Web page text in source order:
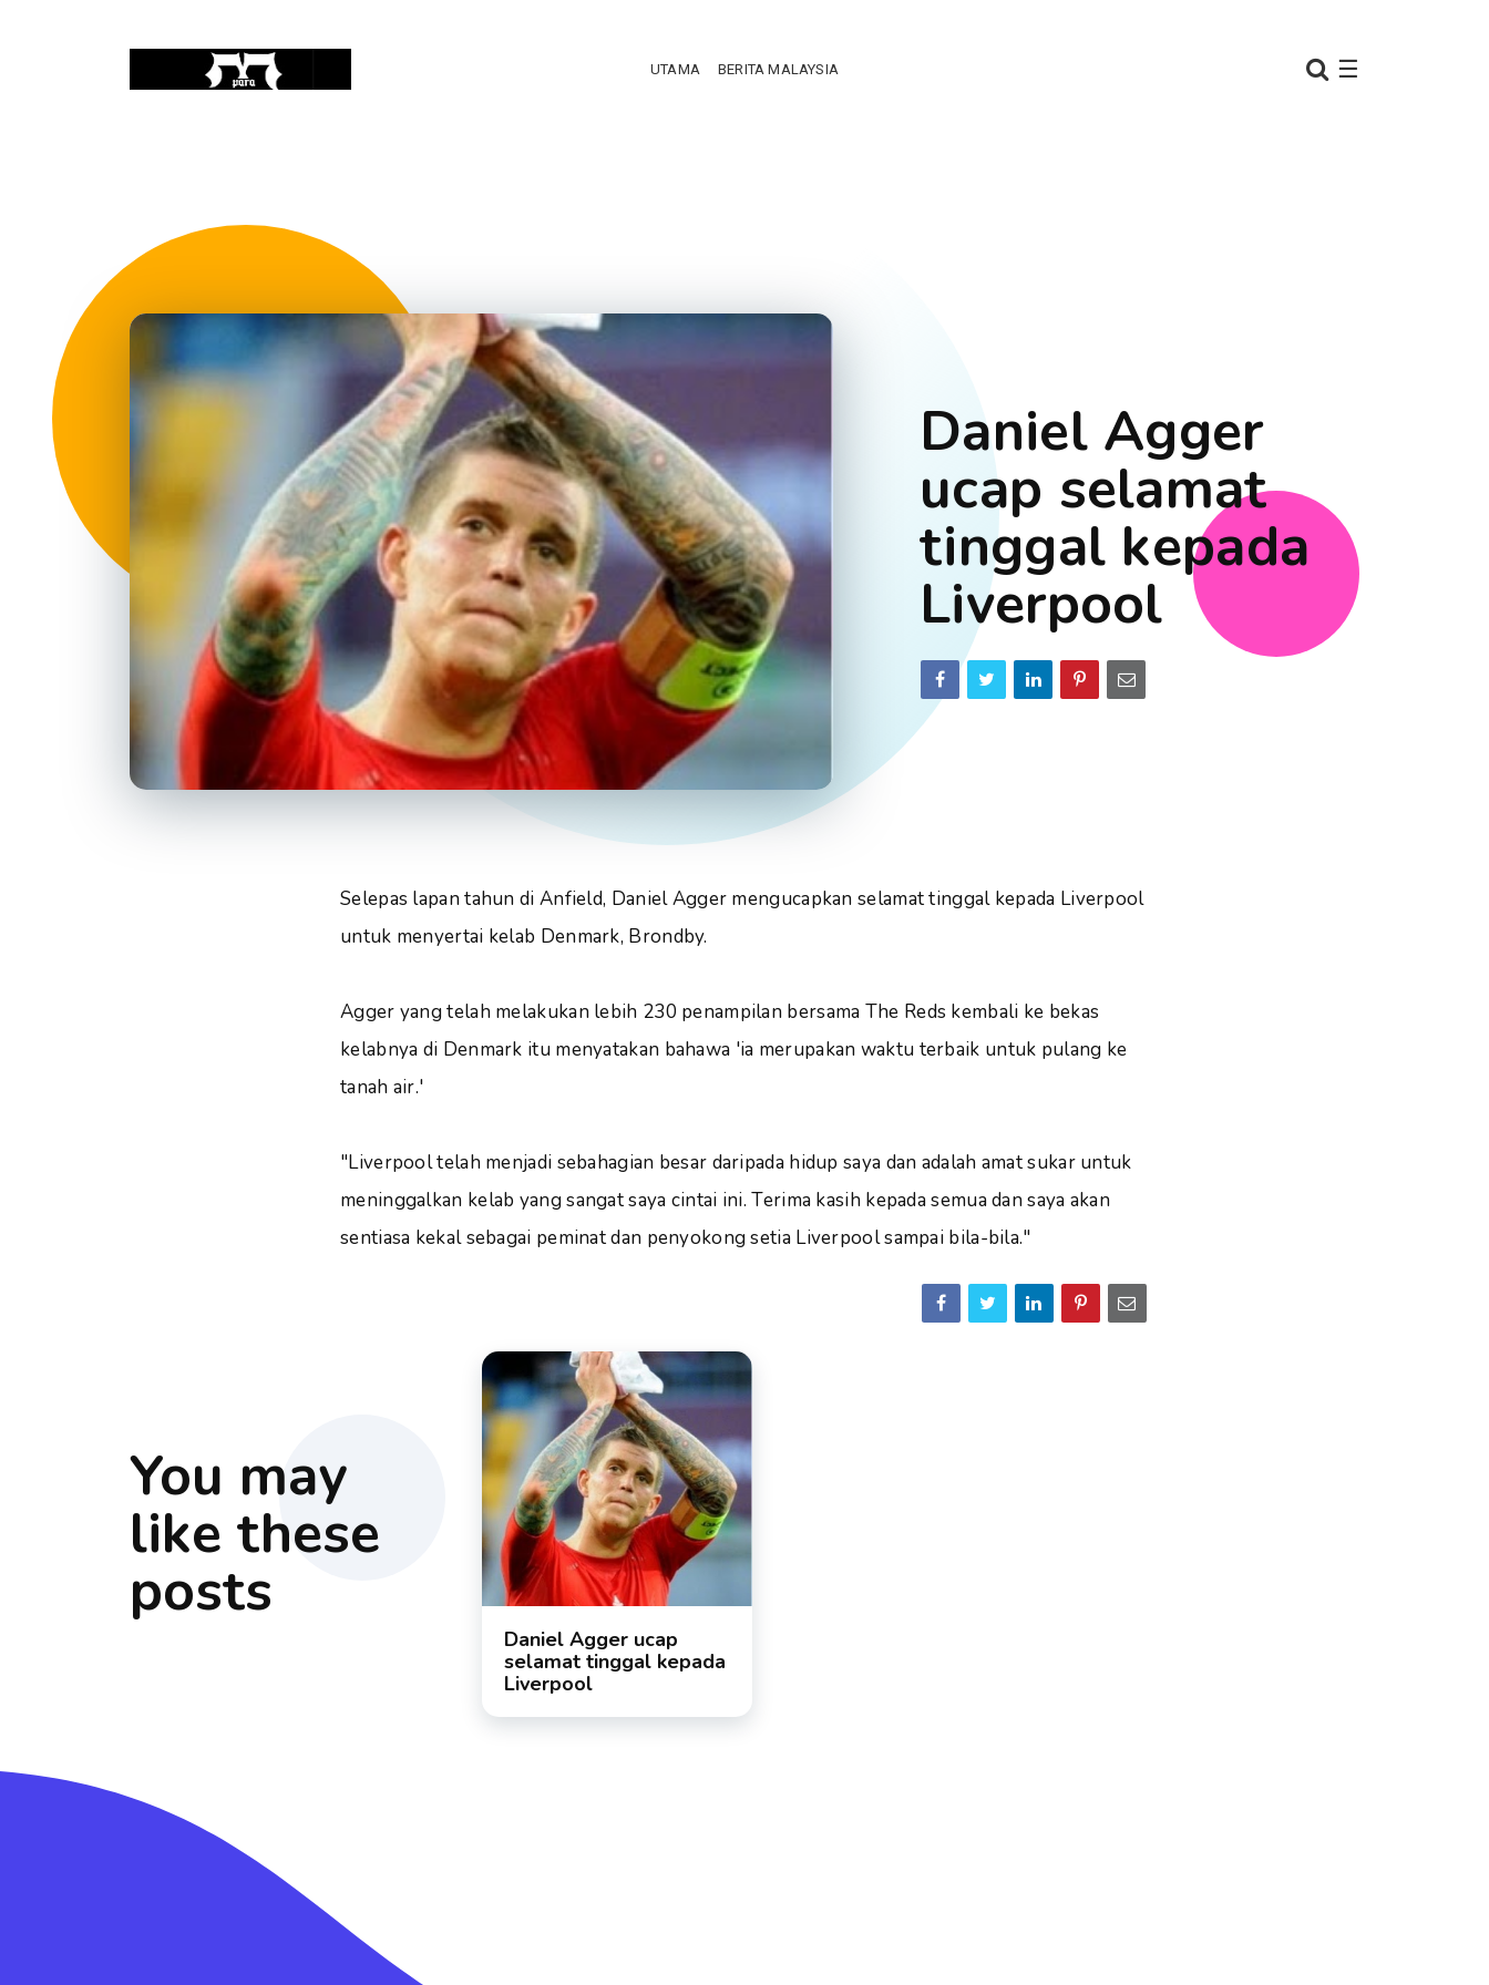
☰
UTAMA BERITA MALAYSIA
Daniel Agger
ucap selamat
tinggal kepada
Liverpool
Selepas lapan tahun di Anfield, Daniel Agger mengucapkan selamat tinggal kepada Liverpool
untuk menyertai kelab Denmark, Brondby.
Agger yang telah melakukan lebih 230 penampilan bersama The Reds kembali ke bekas
kelabnya di Denmark itu menyatakan bahawa 'ia merupakan waktu terbaik untuk pulang ke
tanah air.'
"Liverpool telah menjadi sebahagian besar daripada hidup saya dan adalah amat sukar untuk
meninggalkan kelab yang sangat saya cintai ini. Terima kasih kepada semua dan saya akan
sentiasa kekal sebagai peminat dan penyokong setia Liverpool sampai bila-bila."
You may
like these
posts
Daniel Agger ucap
selamat tinggal kepada
Liverpool